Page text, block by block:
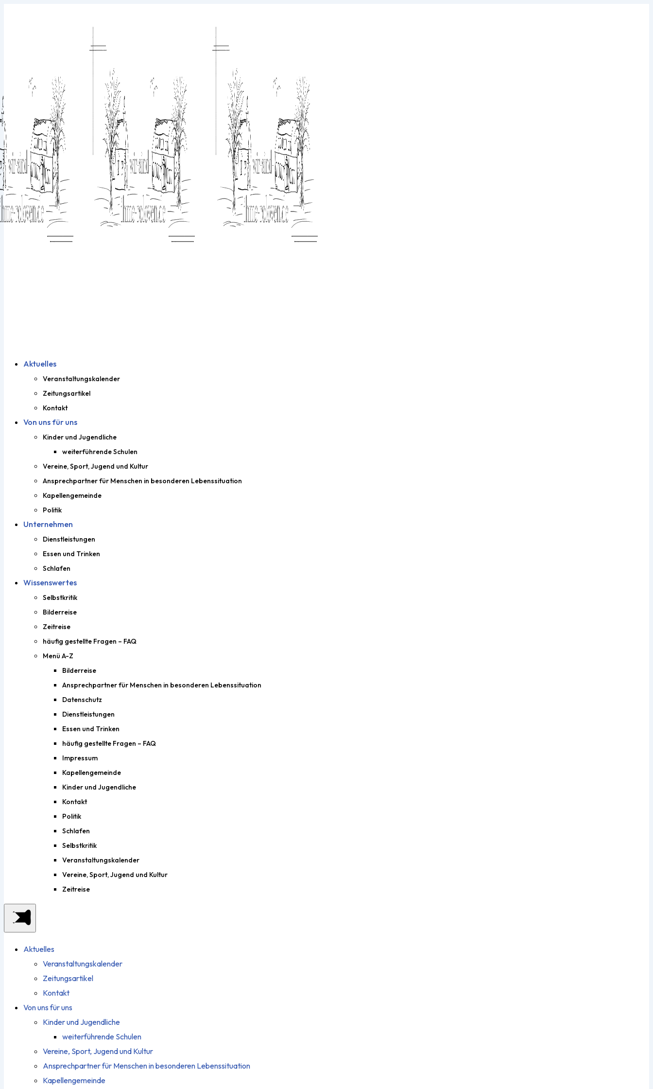
Aktuelles
Veranstaltungskalender
Zeitungsartikel
Kontakt
Von uns für uns
Kinder und Jugendliche
weiterführende Schulen
Vereine, Sport, Jugend und Kultur
Ansprechpartner für Menschen in besonderen Lebenssituation
Kapellengemeinde
Politik
Unternehmen
Dienstleistungen
Essen und Trinken
Schlafen
Wissenswertes
Selbstkritik
Bilderreise
Zeitreise
häufig gestellte Fragen – FAQ
Menü A-Z
Bilderreise
Ansprechpartner für Menschen in besonderen Lebenssituation
Datenschutz
Dienstleistungen
Essen und Trinken
häufig gestellte Fragen – FAQ
Impressum
Kapellengemeinde
Kinder und Jugendliche
Kontakt
Politik
Schlafen
Selbstkritik
Veranstaltungskalender
Vereine, Sport, Jugend und Kultur
Zeitreise
Aktuelles
Veranstaltungskalender
Zeitungsartikel
Kontakt
Von uns für uns
Kinder und Jugendliche
weiterführende Schulen
Vereine, Sport, Jugend und Kultur
Ansprechpartner für Menschen in besonderen Lebenssituation
Kapellengemeinde